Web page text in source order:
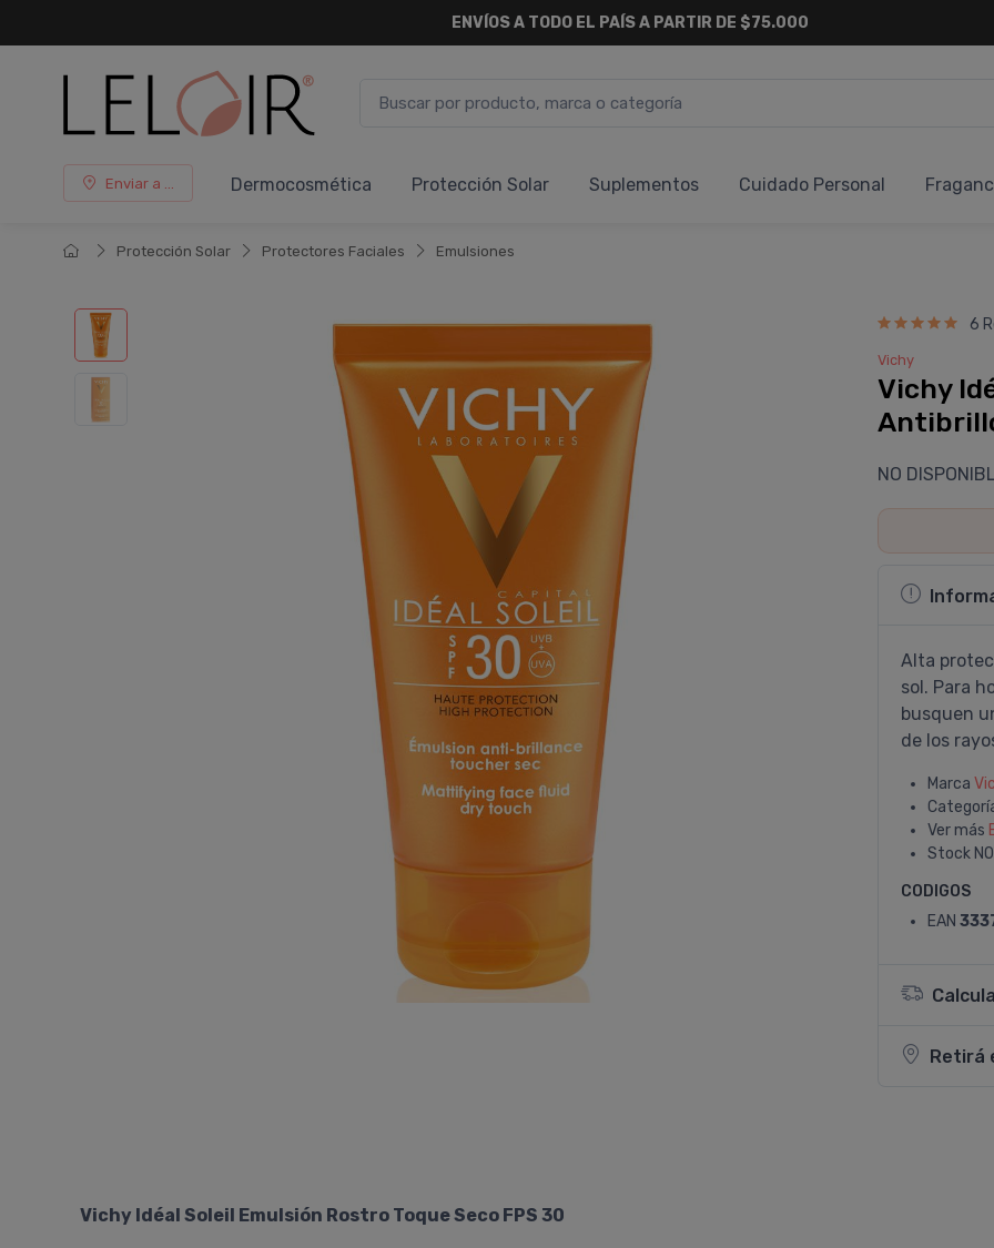
ENVÍOS A TODO EL PAÍS A PARTIR DE $75.000
Enviar a ... Dermocosmética Protección Solar Suplementos Cuidado Personal
Protección Solar Protectores Faciales Emulsiones
6
Vichy
Vichy
NO
Alta
sol. Para
busquen
de los
Marca
Ver más
Stock
CODIGOS
EAN
Retirá
Vichy Idéal Soleil Emulsión Rostro Toque Seco FPS 30